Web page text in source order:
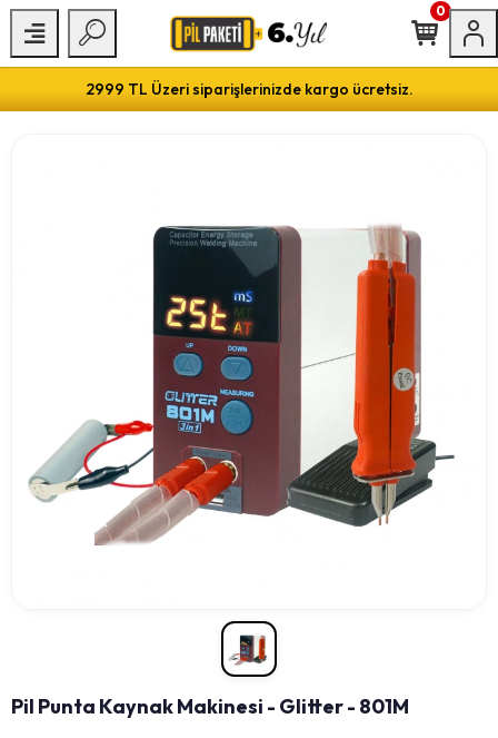
2999 TL Üzeri siparişlerinizde kargo ücretsiz.
0
Pil Punta Kaynak Makinesi - Glitter - 801M